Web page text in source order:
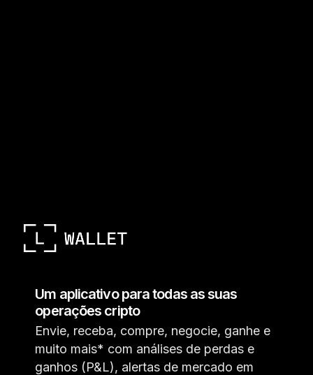
Um aplicativo para todas as suas
operações cripto
Envie, receba, compre, negocie, ganhe e
muito mais* com análises de perdas e
ganhos (P&L), alertas de mercado em